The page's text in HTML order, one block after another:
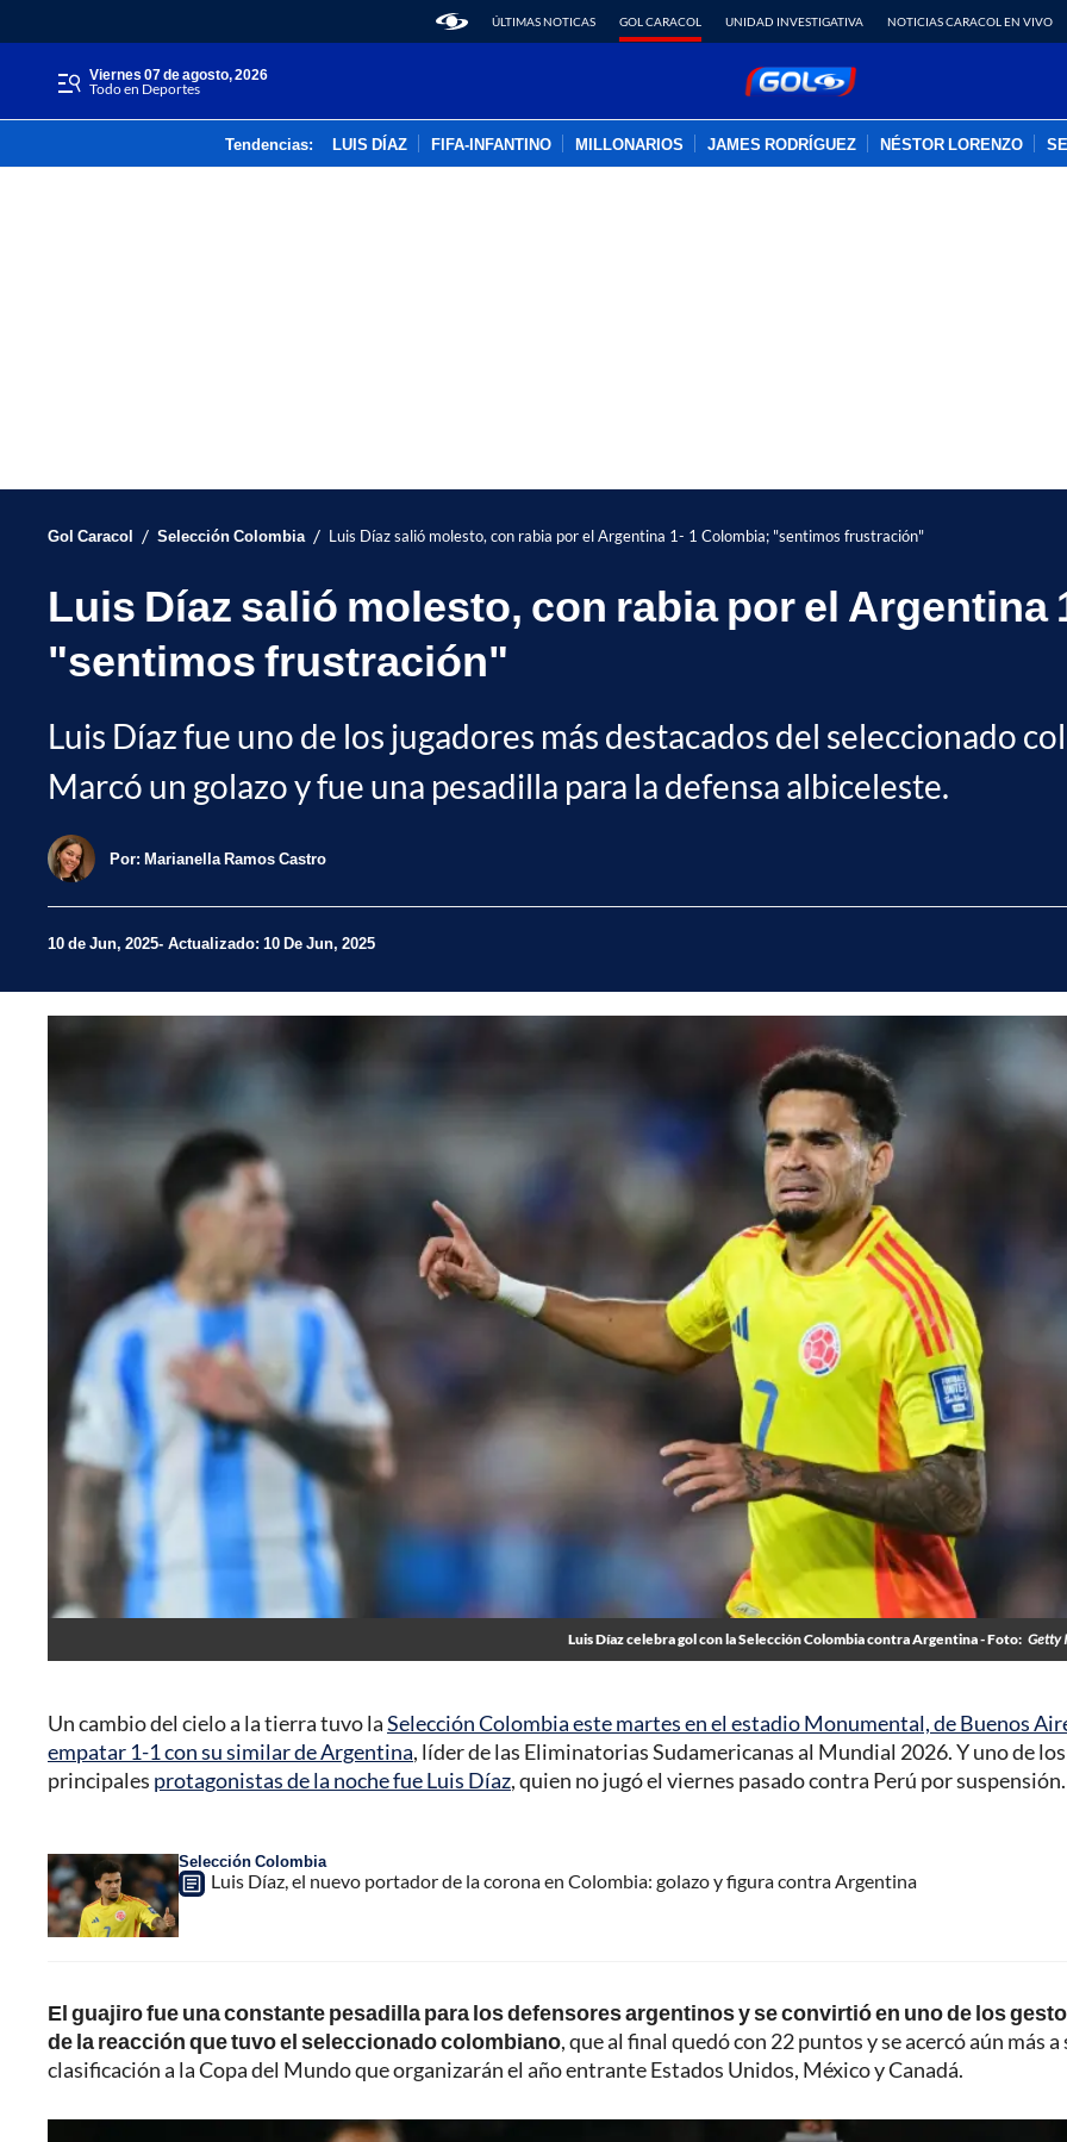
ÚLTIMAS NOTICAS GOL CARACOL UNIDAD INVESTIGATIVA NOTICIAS CARACOL EN VIVO
viernes 07 de agosto, 2026
Todo en Deportes
Tendencias: LUIS DÍAZ FIFA-INFANTINO MILLONARIOS JAMES RODRÍGUEZ NÉSTOR LORENZO
Gol Caracol / Selección Colombia / Luis Díaz salió molesto, con rabia por el Argentina 1- 1 Colombia; "sentimos frustración"
Luis Díaz salió molesto, con rabia por el Argentina
"sentimos frustración"
Luis Díaz fue uno de los jugadores más destacados del seleccionado
Marcó un golazo y fue una pesadilla para la defensa albiceleste.
Por: Marianella Ramos Castro
10 de Jun, 2025 Actualizado: 10 De Jun, 2025
Luis Díaz celebra gol con la Selección Colombia contra Argentina - Foto: Getty
Un cambio del cielo a la tierra tuvo laSelección Colombia este martes en el estadio Monumental, de Buenos
empatar 1-1 con su similar de Argentina, líder de las Eliminatorias Sudamericanas al Mundial 2026. Y uno de los
principales protagonistas de la noche fue Luis Díaz, quien no jugó el viernes pasado contra Perú por suspensión.
Selección Colombia
Luis Díaz, el nuevo portador de la corona en Colombia: golazo y figura contra Argentina
El guajiro fue una constante pesadilla para los defensores argentinos y se convirtió en uno de los
de la reacción que tuvo el seleccionado colombiano, que al final quedó con 22 puntos y se acercó aún más a
clasificación a la Copa del Mundo que organizarán el año entrante Estados Unidos, México y Canadá.